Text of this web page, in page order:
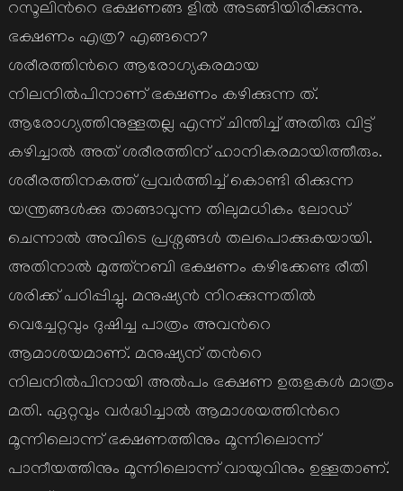
റസൂലിന്‍റെ ഭക്ഷണങ്ങ ളില്‍ അടങ്ങിയിരിക്കുന്നു.
ഭക്ഷണം എത്ര? എങ്ങനെ?
ശരീരത്തിന്‍റെ ആരോഗ്യകരമായ
നിലനില്‍പിനാണ് ഭക്ഷണം കഴിക്കുന്ന ത്.
ആരോഗ്യത്തിനുള്ളതല്ല എന്ന് ചിന്തിച്ച് അതിരു വിട്ട്
കഴിച്ചാല്‍ അത് ശരീരത്തിന് ഹാനികരമായിത്തീരും.
ശരീരത്തിനകത്ത് പ്രവര്‍ത്തിച്ച് കൊണ്ടി രിക്കുന്ന
യന്ത്രങ്ങള്‍ക്കു താങ്ങാവുന്ന തിലുമധികം ലോഡ്
ചെന്നാല്‍ അവിടെ പ്രശ്നങ്ങള്‍ തലപൊക്കുകയായി.
അതിനാല്‍ മുത്ത്നബി ഭക്ഷണം കഴിക്കേണ്ട രീതി
ശരിക്ക് പഠിപ്പിച്ചു. മനുഷ്യന്‍ നിറക്കുന്നതില്‍
വെച്ചേറ്റവും ദുഷിച്ച പാത്രം അവന്‍റെ
ആമാശയമാണ്. മനുഷ്യന് തന്‍റെ
നിലനില്‍പിനായി അല്‍പം ഭക്ഷണ ഉരുളകള്‍ മാത്രം
മതി. ഏറ്റവും വര്‍ദ്ധിച്ചാല്‍ ആമാശയത്തിന്‍റെ
മൂന്നിലൊന്ന് ഭക്ഷണത്തിനും മൂന്നിലൊന്ന്
പാനീയത്തിനും മൂന്നിലൊന്ന് വായുവിനും ഉള്ളതാണ്.